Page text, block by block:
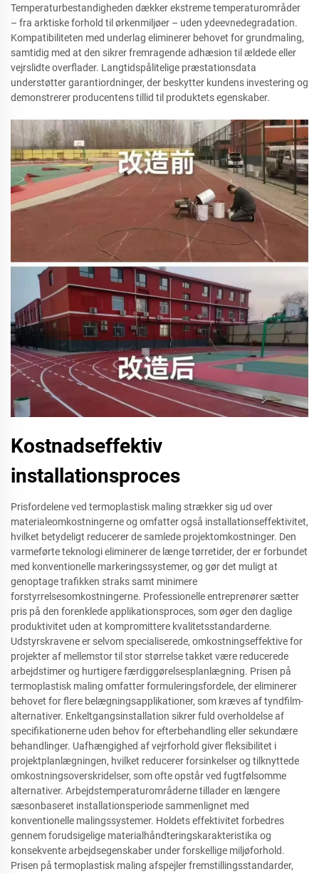
Temperaturbestandigheden dækker ekstreme temperaturområder
– fra arktiske forhold til ørkenmiljøer – uden ydeevnedegradation.
Kompatibiliteten med underlag eliminerer behovet for grundmaling,
samtidig med at den sikrer fremragende adhæsion til ældede eller
vejrslidte overflader. Langtidspålitelige præstationsdata
understøtter garantiordninger, der beskytter kundens investering og
demonstrerer producentens tillid til produktets egenskaber.
Kostnadseffektiv
installationsproces
Prisfordelene ved termoplastisk maling strækker sig ud over
materialeomkostningerne og omfatter også installationseffektivitet,
hvilket betydeligt reducerer de samlede projektomkostninger. Den
varmeførte teknologi eliminerer de længe tørretider, der er forbundet
med konventionelle markeringssystemer, og gør det muligt at
genoptage trafikken straks samt minimere
forstyrrelsesomkostningerne. Professionelle entreprenører sætter
pris på den forenklede applikationsproces, som øger den daglige
produktivitet uden at kompromittere kvalitetsstandarderne.
Udstyrskravene er selvom specialiserede, omkostningseffektive for
projekter af mellemstor til stor størrelse takket være reducerede
arbejdstimer og hurtigere færdiggørelsesplanlægning. Prisen på
termoplastisk maling omfatter formuleringsfordele, der eliminerer
behovet for flere belægningsapplikationer, som kræves af tyndfilm-
alternativer. Enkeltgangsinstallation sikrer fuld overholdelse af
specifikationerne uden behov for efterbehandling eller sekundære
behandlinger. Uafhængighed af vejrforhold giver fleksibilitet i
projektplanlægningen, hvilket reducerer forsinkelser og tilknyttede
omkostningsoverskridelser, som ofte opstår ved fugtfølsomme
alternativer. Arbejdstemperaturområderne tillader en længere
sæsonbaseret installationsperiode sammenlignet med
konventionelle malingssystemer. Holdets effektivitet forbedres
gennem forudsigelige materialhåndteringskarakteristika og
konsekvente arbejdsegenskaber under forskellige miljøforhold.
Prisen på termoplastisk maling afspejler fremstillingsstandarder,